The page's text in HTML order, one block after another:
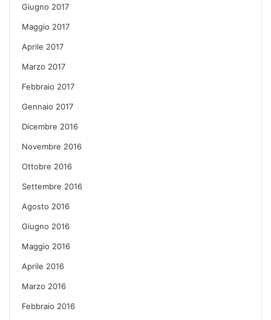
Giugno 2017
Maggio 2017
Aprile 2017
Marzo 2017
Febbraio 2017
Gennaio 2017
Dicembre 2016
Novembre 2016
Ottobre 2016
Settembre 2016
Agosto 2016
Giugno 2016
Maggio 2016
Aprile 2016
Marzo 2016
Febbraio 2016